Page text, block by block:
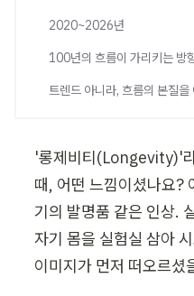
2020~2026년
100년의 흐름이 가리키는 방
트렌드 아니라, 흐름의 본질을
'롱제비티(Longevity)'
때, 어떤 느낌이셨나요?
기의 발명품 같은 인상.
자기 몸을 실험실 삼아
이미지가 먼저 떠오르셨